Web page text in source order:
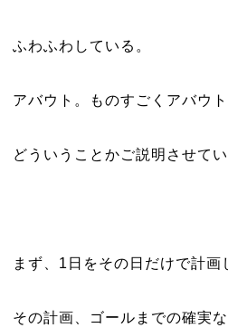
ふわふわしている。
アバウト。ものすごくアバウト
どういうことかご説明させてい
まず、1日をその日だけで計画
その計画、ゴールまでの確実